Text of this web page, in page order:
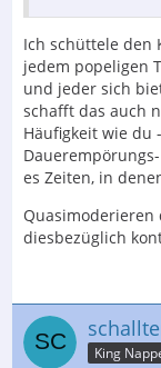
Ich schüttele den
jedem popeligen
und jeder sich
schafft das auch
Häufigkeit wie du
es Zeiten, in
diesbezüglich
King